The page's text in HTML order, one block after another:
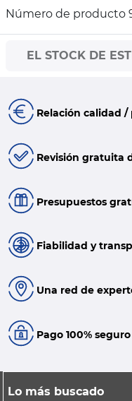
Número de producto
EL STOCK DE
Relación calidad /
Revisión gratuita
Presupuestos
Fiabilidad y
Una red de
Pago 100% seguro
Lo más buscado